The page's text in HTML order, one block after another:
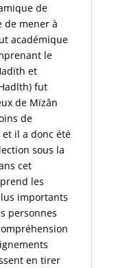
de
de mener à
académique
le
et
fut
de Mïzân
de
il a donc été
sous la
cet
les
importants
personnes
en tirer